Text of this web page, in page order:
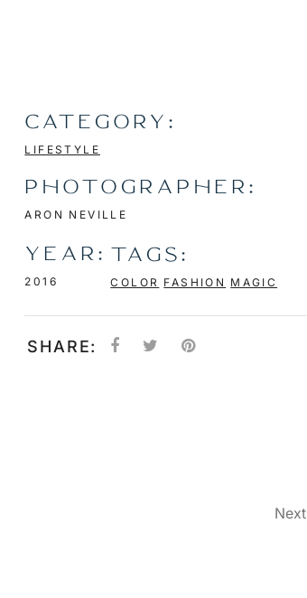
CATEGORY:
LIFESTYLE
PHOTOGRAPHER:
ARON NEVILLE
YEAR:
2016
TAGS:
COLOR FASHION MAGIC
SHARE:
Next